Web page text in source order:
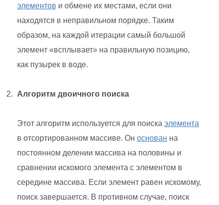
элементов и обмене их местами, если они
находятся в неправильном порядке. Таким
образом, на каждой итерации самый большой
элемент «всплывает» на правильную позицию,
как пузырек в воде.
Алгоритм двоичного поиска
Этот алгоритм используется для поиска элемента
в отсортированном массиве. Он основан на
постоянном делении массива на половины и
сравнении искомого элемента с элементом в
середине массива. Если элемент равен искомому,
поиск завершается. В противном случае, поиск